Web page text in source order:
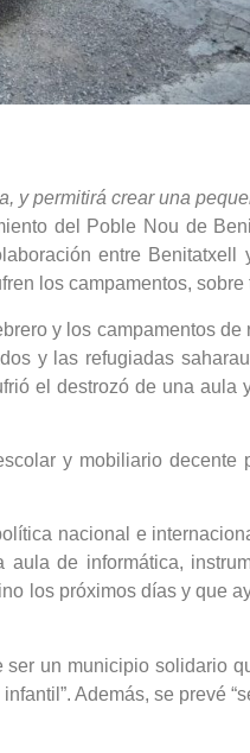
y permitirá crear una
del Poble Nou de
entre
los campamentos,
y los campamentos
y las refugiadas
el destrozó de una aula
y mobiliario
nacional e
de informática,
los próximos días y que
un municipio solidario
Además, se prevé